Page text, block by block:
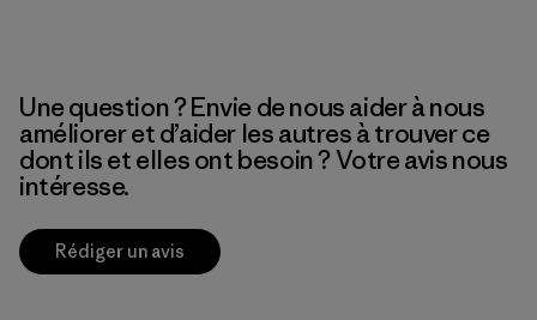
Une question ? Envie de nous aider à nous
améliorer et d’aider les autres à trouver ce
dont ils et elles ont besoin ? Votre avis nous
intéresse.
Rédiger un avis